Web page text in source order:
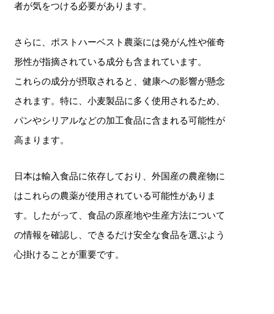
者が気をつける必要があります。
さらに、ポストハーベスト農薬には発がん性や催奇
形性が指摘されている成分も含まれています。
これらの成分が摂取されると、健康への影響が懸念
されます。特に、小麦製品に多く使用されるため、
パンやシリアルなどの加工食品に含まれる可能性が
高まります。
日本は輸入食品に依存しており、外国産の農産物に
はこれらの農薬が使用されている可能性がありま
す。したがって、食品の原産地や生産方法について
の情報を確認し、できるだけ安全な食品を選ぶよう
心掛けることが重要です。